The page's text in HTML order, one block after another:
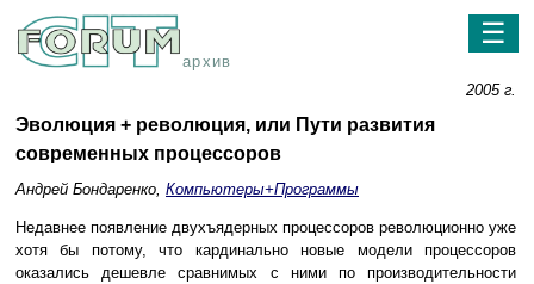
архив
☰
2005 г.
Эволюция + революция, или Пути развития
современных процессоров
Андрей Бондаренко, Компьютеры+Программы
Недавнее появление двухъядерных процессоров революционно уже
хотя бы потому, что кардинально новые модели процессоров
оказались дешевле сравнимых с ними по производительности